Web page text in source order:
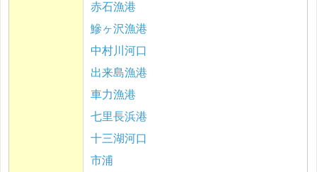
赤石漁港
鰺ヶ沢漁港
中村川河口
出来島漁港
車力漁港
七里長浜港
十三湖河口
市浦